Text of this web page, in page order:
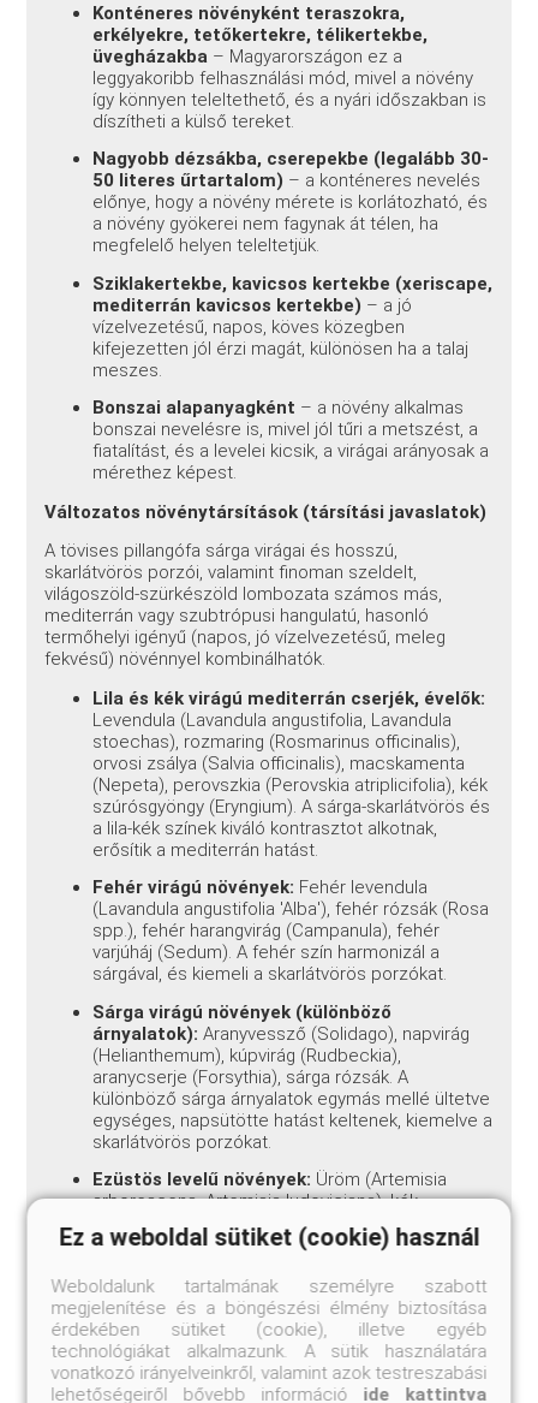
Konténeres növényként teraszokra,
erkélyekre, tetőkertekre, télikertekbe,
üvegházakba – Magyarországon ez a
leggyakoribb felhasználási mód, mivel a növény
így könnyen teleltethető, és a nyári időszakban is
díszítheti a külső tereket.
Nagyobb dézsákba, cserepekbe (legalább 30-
50 literes űrtartalom) – a konténeres nevelés
előnye, hogy a növény mérete is korlátozható, és
a növény gyökerei nem fagynak át télen, ha
megfelelő helyen teleltetjük.
Sziklakertekbe, kavicsos kertekbe (xeriscape,
mediterrán kavicsos kertekbe) – a jó
vízelvezetésű, napos, köves közegben
kifejezetten jól érzi magát, különösen ha a talaj
meszes.
Bonszai alapanyagként – a növény alkalmas
bonszai nevelésre is, mivel jól tűri a metszést, a
fiatalítást, és a levelei kicsik, a virágai arányosak a
mérethez képest.
Változatos növénytársítások (társítási javaslatok)
A tövises pillangófa sárga virágai és hosszú,
skarlátvörös porzói, valamint finoman szeldelt,
világoszöld-szürkészöld lombozata számos más,
mediterrán vagy szubtrópusi hangulatú, hasonló
termőhelyi igényű (napos, jó vízelvezetésű, meleg
fekvésű) növénnyel kombinálhatók.
Lila és kék virágú mediterrán cserjék, évelők:
Levendula (Lavandula angustifolia, Lavandula
stoechas), rozmaring (Rosmarinus officinalis),
orvosi zsálya (Salvia officinalis), macskamenta
(Nepeta), perovszkia (Perovskia atriplicifolia), kék
szúrósgyöngy (Eryngium). A sárga-skarlátvörös és
a lila-kék színek kiváló kontrasztot alkotnak,
erősítik a mediterrán hatást.
Fehér virágú növények: Fehér levendula
(Lavandula angustifolia 'Alba'), fehér rózsák (Rosa
spp.), fehér harangvirág (Campanula), fehér
varjúháj (Sedum). A fehér szín harmonizál a
sárgával, és kiemeli a skarlátvörös porzókat.
Sárga virágú növények (különböző
árnyalatok): Aranyvessző (Solidago), napvirág
(Helianthemum), kúpvirág (Rudbeckia),
aranycserje (Forsythia), sárga rózsák. A
különböző sárga árnyalatok egymás mellé ültetve
egységes, napsütötte hatást keltenek, kiemelve a
skarlátvörös porzókat.
Ezüstös levelű növények: Üröm (Artemisia
arborescens, Artemisia ludoviciana), kék
csenkesz (Festuca glauca), szürke varjúháj
(Sedum pruinatum, Sedum reflexum), perovszkia
salicifolia), olajfűz (Elaeagnus angustifolia). A
különböző ezüstös, szürkés, hamvas árnyalatok
textúrákban gazdag, modern, mediterrán hatást
keltenek, és kiemelik a sárga virágokat és a
skarlátvörös porzókat.
Ez a weboldal sütiket (cookie) használ
Weboldalunk tartalmának személyre szabott
megjelenítése és a böngészési élmény biztosítása
érdekében sütiket (cookie), illetve egyéb
technológiákat alkalmazunk. A sütik használatára
vonatkozó irányelveinkről, valamint azok testreszabási
lehetőségeiről bővebb információ ide kattintva